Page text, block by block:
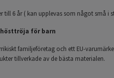
till 6 år ( kan upplevas som något små i
hösttröja för barn
familjeföretag och ett EU-
tillverkade av de bästa materialen.